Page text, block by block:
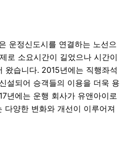
운정신도시를 연결하는 노선으
로 소요시간이 길었으나 시간이
왔습니다. 2015년에는 직행좌석
설되어 승객들의 이용을 더욱 용
년에는 운행 회사가 유앤아이로
다양한 변화와 개선이 이루어져